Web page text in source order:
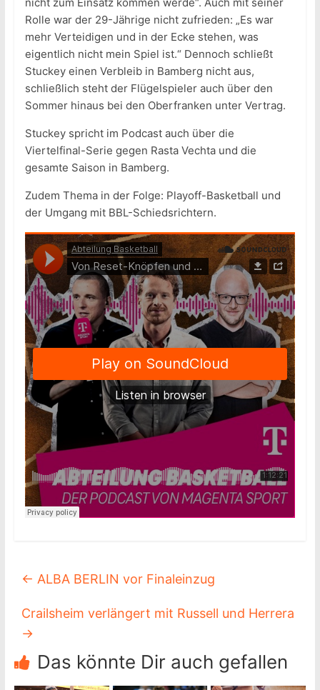
Rolle war der 29-Jährige nicht zufrieden: „Es war
mehr Verteidigen und in der Ecke stehen, was
eigentlich nicht mein Spiel ist.“ Dennoch schließt
Stuckey einen Verbleib in Bamberg nicht aus,
schließlich steht der Flügelspieler auch über den
Sommer hinaus bei den Oberfranken unter Vertrag.
Stuckey spricht im Podcast auch über die
Viertelfinal-Serie gegen Rasta Vechta und die
gesamte Saison in Bamberg.
Zudem Thema in der Folge: Playoff-Basketball und
der Umgang mit BBL-Schiedsrichtern.
← ALBA BERLIN vor Finaleinzug
Crailsheim verlängert mit Russell und Herrera
→
Das könnte Dir auch gefallen